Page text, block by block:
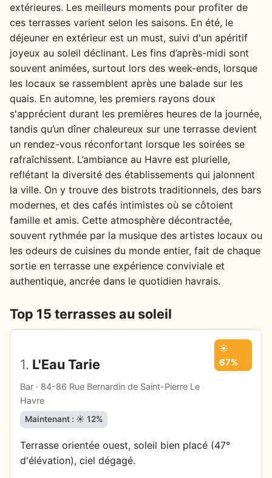
extérieures. Les meilleurs moments pour profiter de
ces terrasses varient selon les saisons. En été, le
déjeuner en extérieur est un must, suivi d'un apéritif
joyeux au soleil déclinant. Les fins d’après-midi sont
souvent animées, surtout lors des week-ends, lorsque
les locaux se rassemblent après une balade sur les
quais. En automne, les premiers rayons doux
s'apprécient durant les premières heures de la journée,
tandis qu’un dîner chaleureux sur une terrasse devient
un rendez-vous réconfortant lorsque les soirées se
rafraîchissent. L’ambiance au Havre est plurielle,
reflétant la diversité des établissements qui jalonnent
la ville. On y trouve des bistrots traditionnels, des bars
modernes, et des cafés intimistes où se côtoient
famille et amis. Cette atmosphère décontractée,
souvent rythmée par la musique des artistes locaux ou
les odeurs de cuisines du monde entier, fait de chaque
sortie en terrasse une expérience conviviale et
authentique, ancrée dans le quotidien havrais.
Top 15 terrasses au soleil
1. L'Eau Tarie
Bar · 84-86 Rue Bernardin de Saint-Pierre Le
Havre
☀️
67%
Maintenant : ☀️ 12%
Terrasse orientée ouest, soleil bien placé (47°
d'élévation), ciel dégagé.